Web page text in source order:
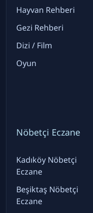
Hayvan Rehberi
Gezi Rehberi
Dizi / Film
Oyun
Nöbetçi Eczane
Kadıköy Nöbetçi
Eczane
Beşiktaş Nöbetçi
Eczane